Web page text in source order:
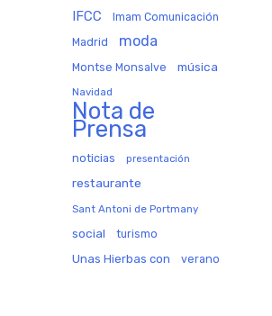
IFCC Imam Comunicación
Madrid moda
Montse Monsalve música
Navidad
Nota de
Prensa
noticias presentación
restaurante
Sant Antoni de Portmany
social turismo
Unas Hierbas con verano